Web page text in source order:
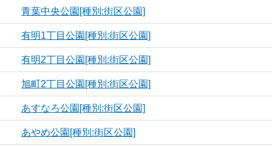
青葉中央公園[種別:街区公園]
有明1丁目公園[種別:街区公園]
有明2丁目公園[種別:街区公園]
旭町2丁目公園[種別:街区公園]
あすなろ公園[種別:街区公園]
あやめ公園[種別:街区公園]